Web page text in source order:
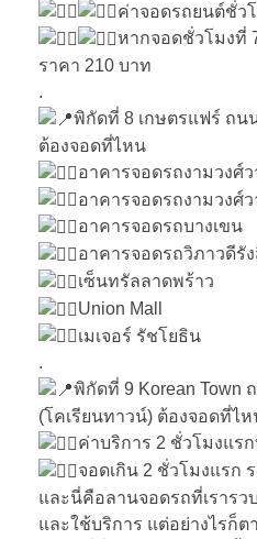
ค่าจอดรถยนต์ชั่ว
หากจอดชั่วโมงที่
ราคา 210 บาท
.
พิกัดที่ 8 เกษตรแฟร์ ถน
ต้องจอดที่ไหน
อาคารจอดรถงามวงศ์
อาคารจอดรถงามวงศ์ว
อาคารจอดรถบางเขน
อาคารจอดรถวิภาวดีรั
เซ็นทรัลลาดพร้าว
Union Mall
เมเจอร์ รัชโยธิน
.
พิกัดที่ 9 Korean Town
(โคเรียนทาวน์) ต้องจอดที่ไ
ค่าบริการ 2 ชั่วโมงแร
จอดเกิน 2 ชั่วโมงแรก
และนี่คือลานจอดรถที่เราร
และใช้บริการ แต่อย่างไรก็